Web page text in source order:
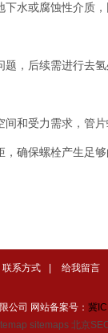
水或腐蚀性介质
，后续需进行去氢
和受力需求，管片
确保螺栓产生足
联系方式 给我留言
公司 网站备案号： 冀
sitemaps 北京